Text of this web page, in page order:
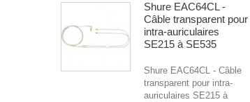
Shure EAC64CL -
Câble transparent pour
intra-auriculaires
SE215 à SE535
Shure EAC64CL - Câble
transparent pour intra-
auriculaires SE215 à